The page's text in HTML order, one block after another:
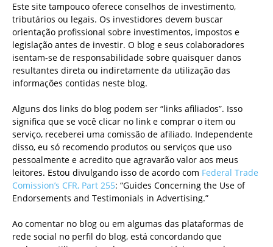
Este site tampouco oferece conselhos de investimento,
tributários ou legais. Os investidores devem buscar
orientação profissional sobre investimentos, impostos e
legislação antes de investir. O blog e seus colaboradores
isentam-se de responsabilidade sobre quaisquer danos
resultantes direta ou indiretamente da utilização das
informações contidas neste blog.
Alguns dos links do blog podem ser “links afiliados”. Isso
significa que se você clicar no link e comprar o item ou
serviço, receberei uma comissão de afiliado. Independente
disso, eu só recomendo produtos ou serviços que uso
pessoalmente e acredito que agravarão valor aos meus
leitores. Estou divulgando isso de acordo com Federal Trade
Comission’s CFR, Part 255: “Guides Concerning the Use of
Endorsements and Testimonials in Advertising.”
Ao comentar no blog ou em algumas das plataformas de
rede social no perfil do blog, está concordando que